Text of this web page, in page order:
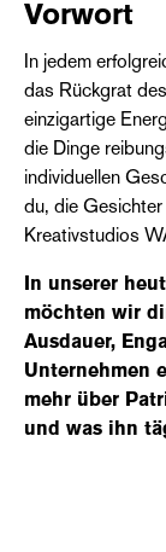
Vorwort
In jedem
das Rückgrat
einzigartige
die Dinge
individuellen
du, die
Kreativstudios
In unserer
möchten wir
Ausdauer,
Unternehmen
mehr über
und was ihn